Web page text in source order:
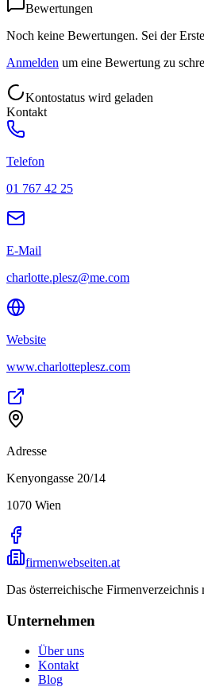
Bewertungen
Noch keine Bewertungen. Sei der
Anmelden um eine Bewertung zu
Kontostatus wird geladen
Kontakt
Telefon
01 767 42 25
E-Mail
charlotte.plesz@me.com
Website
www.charlotteplesz.com
Adresse
Kenyongasse 20/14
1070 Wien
firmenwebseiten.at
Das österreichische
Unternehmen
Über uns
Kontakt
Blog